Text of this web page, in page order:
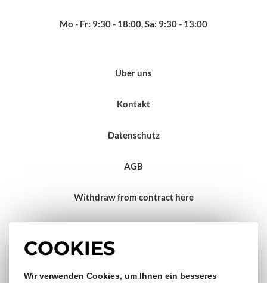
COOKIES
Wir verwenden Cookies, um Ihnen ein besseres
Mo - Fr: 9:30 - 18:00, Sa: 9:30 - 13:00
Über uns
Kontakt
Datenschutz
AGB
Withdraw from contract here
Gratis Versand & Rückversand